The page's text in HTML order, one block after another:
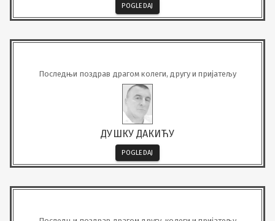
POGLEDAJ
Последњи поздрав драгом колеги, другу и пријатељу
ДУШКУ ДАКИЋУ
POGLEDAJ